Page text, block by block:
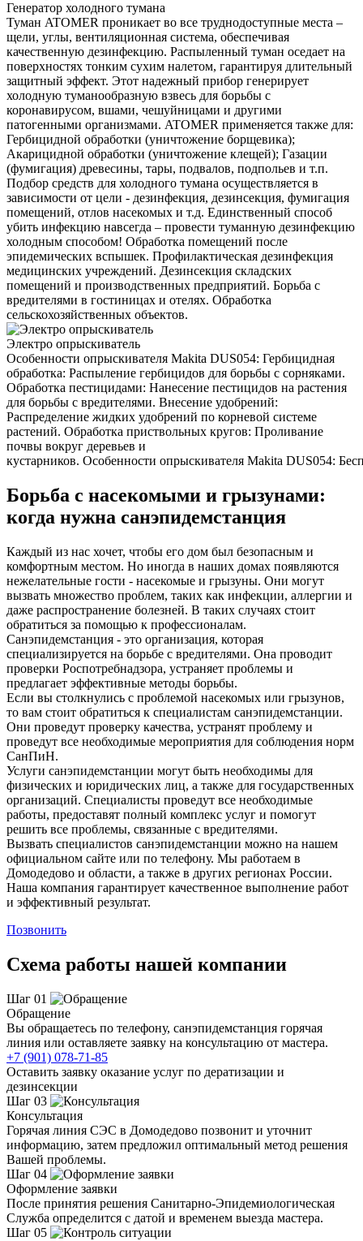
Генератор холодного тумана
Туман ATOMER проникает во все труднодоступные места –
щели, углы, вентиляционная система, обеспечивая
качественную дезинфекцию. Распыленный туман оседает на
поверхностях тонким сухим налетом, гарантируя длительный
защитный эффект. Этот надежный прибор генерирует
холодную туманообразную взвесь для борьбы с
коронавирусом, вшами, чешуйницами и другими
патогенными организмами. ATOMER применяется также для:
Гербицидной обработки (уничтожение борщевика);
Акарицидной обработки (уничтожение клещей); Газации
(фумигация) древесины, тары, подвалов, подпольев и т.п.
Подбор средств для холодного тумана осуществляется в
зависимости от цели - дезинфекция, дезинсекция, фумигация
помещений, отлов насекомых и т.д. Единственный способ
убить инфекцию навсегда – провести туманную дезинфекцию
холодным способом! Обработка помещений после
эпидемических вспышек. Профилактическая дезинфекция
медицинских учреждений. Дезинсекция складских
помещений и производственных предприятий. Борьба с
вредителями в гостиницах и отелях. Обработка
сельскохозяйственных объектов.
Электро опрыскиватель
Особенности опрыскивателя Makita DUS054: Гербицидная
обработка: Распыление гербицидов для борьбы с сорняками.
Обработка пестицидами: Нанесение пестицидов на растения
для борьбы с вредителями. Внесение удобрений:
Распределение жидких удобрений по корневой системе
растений. Обработка приствольных кругов: Проливание
почвы вокруг деревьев и
кустарников. Особенности опрыскивателя Makita DUS054:
Борьба с насекомыми и грызунами:
когда нужна санэпидемстанция
Каждый из нас хочет, чтобы его дом был безопасным и
комфортным местом. Но иногда в наших домах появляются
нежелательные гости - насекомые и грызуны. Они могут
вызвать множество проблем, таких как инфекции, аллергии и
даже распространение болезней. В таких случаях стоит
обратиться за помощью к профессионалам.
Санэпидемстанция - это организация, которая
специализируется на борьбе с вредителями. Она проводит
проверки Роспотребнадзора, устраняет проблемы и
предлагает эффективные методы борьбы.
Если вы столкнулись с проблемой насекомых или грызунов,
то вам стоит обратиться к специалистам санэпидемстанции.
Они проведут проверку качества, устранят проблему и
проведут все необходимые мероприятия для соблюдения норм
СанПиН.
Услуги санэпидемстанции могут быть необходимы для
физических и юридических лиц, а также для государственных
организаций. Специалисты проведут все необходимые
работы, предоставят полный комплекс услуг и помогут
решить все проблемы, связанные с вредителями.
Вызвать специалистов санэпидемстанции можно на нашем
официальном сайте или по телефону. Мы работаем в
Домодедово и области, а также в других регионах России.
Наша компания гарантирует качественное выполнение работ
и эффективный результат.
Позвонить
Схема работы нашей компании
Шаг 01
Обращение
Вы обращаетесь по телефону, санэпидемстанция горячая
линия или оставляете заявку на консультацию от мастера.
+7 (901) 078-71-85
Оставить заявку оказание услуг по дератизации и
дезинсекции
Шаг 03
Консультация
Горячая линия СЭС в Домодедово позвонит и уточнит
информацию, затем предложил оптимальный метод решения
Вашей проблемы.
Шаг 04
Оформление заявки
После принятия решения Санитарно-Эпидемиологическая
Служба определится с датой и временем выезда мастера.
Шаг 05